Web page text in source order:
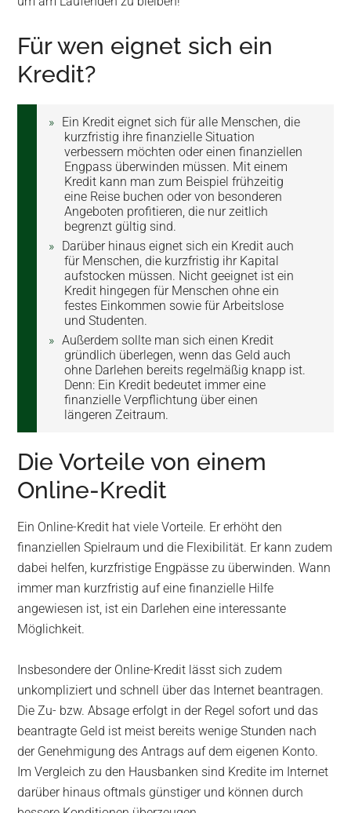
Für wen eignet sich ein
Kredit?
Ein Kredit eignet sich für alle Menschen, die
kurzfristig ihre finanzielle Situation
verbessern möchten oder einen finanziellen
Engpass überwinden müssen. Mit einem
Kredit kann man zum Beispiel frühzeitig
eine Reise buchen oder von besonderen
Angeboten profitieren, die nur zeitlich
begrenzt gültig sind.
Darüber hinaus eignet sich ein Kredit auch
für Menschen, die kurzfristig ihr Kapital
aufstocken müssen. Nicht geeignet ist ein
Kredit hingegen für Menschen ohne ein
festes Einkommen sowie für Arbeitslose
und Studenten.
Außerdem sollte man sich einen Kredit
gründlich überlegen, wenn das Geld auch
ohne Darlehen bereits regelmäßig knapp ist.
Denn: Ein Kredit bedeutet immer eine
finanzielle Verpflichtung über einen
längeren Zeitraum.
Die Vorteile von einem
Online-Kredit
Ein Online-Kredit hat viele Vorteile. Er erhöht den
finanziellen Spielraum und die Flexibilität. Er kann zudem
dabei helfen, kurzfristige Engpässe zu überwinden. Wann
immer man kurzfristig auf eine finanzielle Hilfe
angewiesen ist, ist ein Darlehen eine interessante
Möglichkeit.
Insbesondere der Online-Kredit lässt sich zudem
unkompliziert und schnell über das Internet beantragen.
Die Zu- bzw. Absage erfolgt in der Regel sofort und das
beantragte Geld ist meist bereits wenige Stunden nach
der Genehmigung des Antrags auf dem eigenen Konto.
Im Vergleich zu den Hausbanken sind Kredite im Internet
darüber hinaus oftmals günstiger und können durch